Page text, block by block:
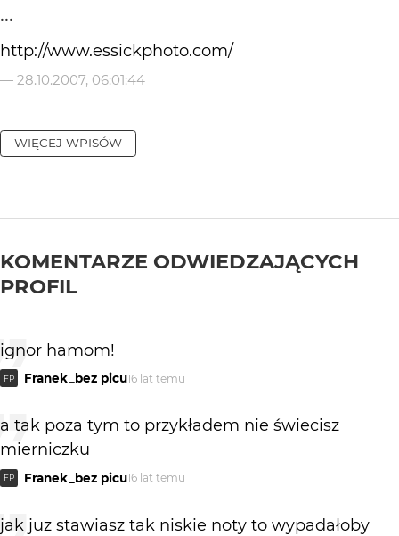
...
http://www.essickphoto.com/
— 28.10.2007, 06:01:44
WIĘCEJ WPISÓW
KOMENTARZE ODWIEDZAJĄCYCH
PROFIL
ignor hamom!
FP Franek_bez picu16 lat temu
a tak poza tym to przykładem nie świecisz
mierniczku
FP Franek_bez picu16 lat temu
jak juz stawiasz tak niskie noty to wypadałoby